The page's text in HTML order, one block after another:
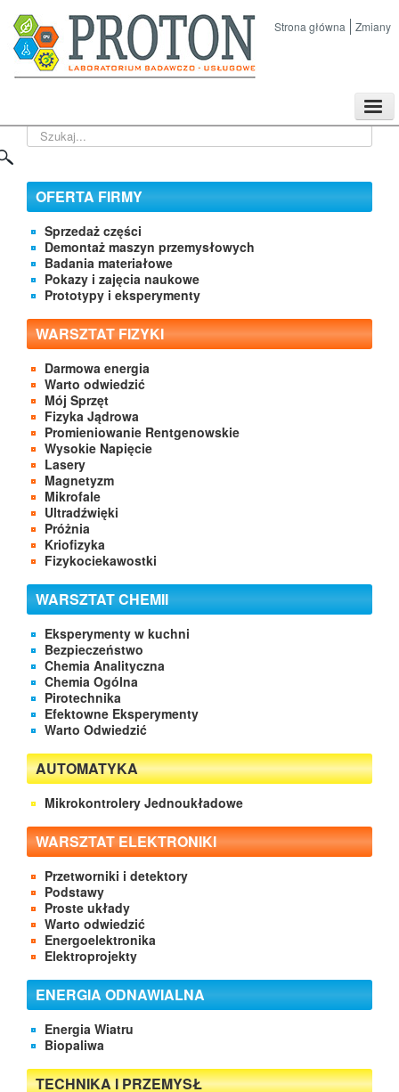
Strona główna Zmiany
Kontakt
Szukaj...
OFERTA FIRMY
Sprzedaż części
Demontaż maszyn przemysłowych
Badania materiałowe
Pokazy i zajęcia naukowe
Prototypy i eksperymenty
WARSZTAT FIZYKI
Darmowa energia
Warto odwiedzić
Mój Sprzęt
Fizyka Jądrowa
Promieniowanie Rentgenowskie
Wysokie Napięcie
Lasery
Magnetyzm
Mikrofale
Ultradźwięki
Próżnia
Kriofizyka
Fizykociekawostki
WARSZTAT CHEMII
Eksperymenty w kuchni
Bezpieczeństwo
Chemia Analityczna
Chemia Ogólna
Pirotechnika
Efektowne Eksperymenty
Warto Odwiedzić
AUTOMATYKA
Mikrokontrolery Jednoukładowe
WARSZTAT ELEKTRONIKI
Przetworniki i detektory
Podstawy
Proste układy
Warto odwiedzić
Energoelektronika
Elektroprojekty
ENERGIA ODNAWIALNA
Energia Wiatru
Biopaliwa
TECHNIKA I PRZEMYSŁ